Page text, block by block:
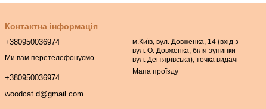
Контактна інформація
+380950036974
Ми вам перетелефонуємо
+380950036974
woodcat.d@gmail.com
м.Київ, вул. Довженка, 14 (вхід з
вул. О. Довженка, біля зупинки
вул. Дегтярівська), точка видачі
Мапа проїзду